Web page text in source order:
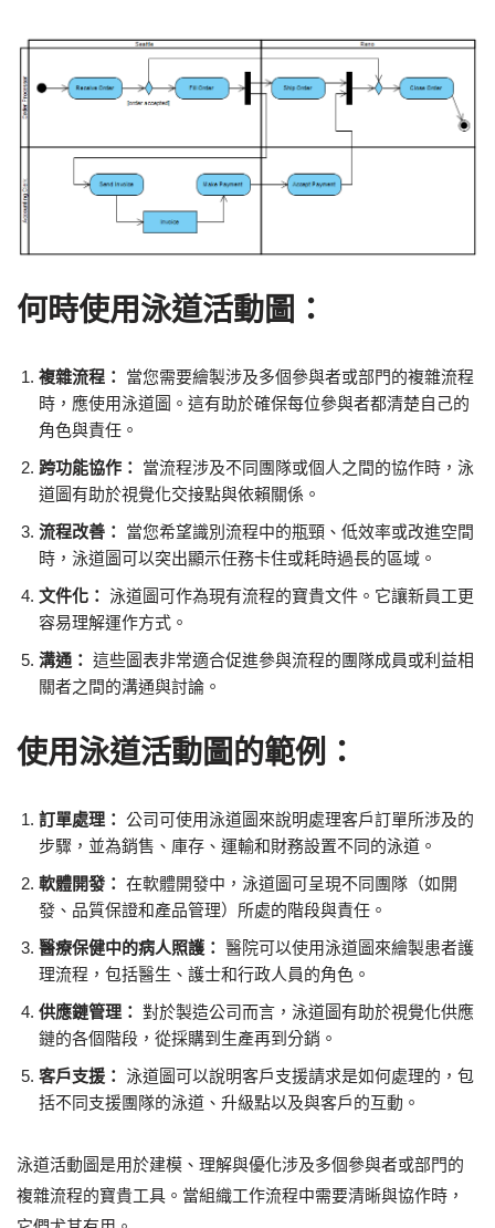
何時使用泳道活動圖：
複雜流程： 當您需要繪製涉及多個參與者或部門的複雜流程
時，應使用泳道圖。這有助於確保每位參與者都清楚自己的
角色與責任。
跨功能協作： 當流程涉及不同團隊或個人之間的協作時，泳
道圖有助於視覺化交接點與依賴關係。
流程改善： 當您希望識別流程中的瓶頸、低效率或改進空間
時，泳道圖可以突出顯示任務卡住或耗時過長的區域。
文件化： 泳道圖可作為現有流程的寶貴文件。它讓新員工更
容易理解運作方式。
溝通： 這些圖表非常適合促進參與流程的團隊成員或利益相
關者之間的溝通與討論。
使用泳道活動圖的範例：
訂單處理： 公司可使用泳道圖來說明處理客戶訂單所涉及的
步驟，並為銷售、庫存、運輸和財務設置不同的泳道。
軟體開發： 在軟體開發中，泳道圖可呈現不同團隊（如開
發、品質保證和產品管理）所處的階段與責任。
醫療保健中的病人照護： 醫院可以使用泳道圖來繪製患者護
理流程，包括醫生、護士和行政人員的角色。
供應鏈管理： 對於製造公司而言，泳道圖有助於視覺化供應
鏈的各個階段，從採購到生產再到分銷。
客戶支援： 泳道圖可以說明客戶支援請求是如何處理的，包
括不同支援團隊的泳道、升級點以及與客戶的互動。
泳道活動圖是用於建模、理解與優化涉及多個參與者或部門的
複雜流程的寶貴工具。當組織工作流程中需要清晰與協作時，